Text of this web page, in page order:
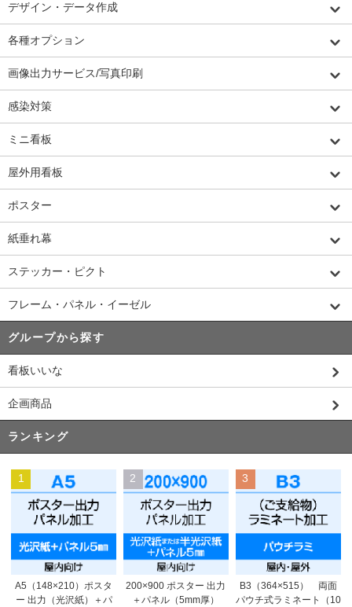
デザイン・データ作成
各種オプション
画像出力サービス/写真印刷
感染対策
ミニ看板
屋外用看板
ポスター
紙垂れ幕
ステッカー・ピクト
フレーム・パネル・イーゼル
グループから探す
看板いいな
企画商品
ランキング
1
A5（148×210）ポスタ
ー 出力（光沢紙）＋パ
2
200×900 ポスター 出力
＋パネル（5mm厚）
3
B3（364×515） 両面
パウチ式ラミネート（10